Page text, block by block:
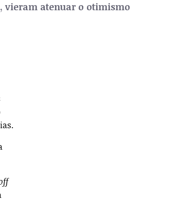
vieram atenuar o otimismo